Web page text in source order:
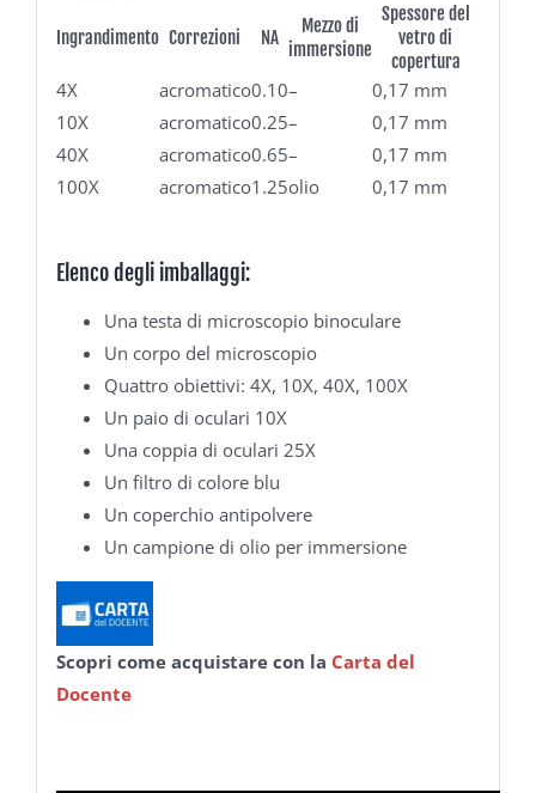
Ingrandimento Correzioni NA
Mezzo di
immersione
Spessore del
vetro di
copertura
4X acromatico0.10–
0,17 mm
10X
acromatico0.25–
0,17 mm
40X
acromatico0.65–
0,17 mm
100X
acromatico1.25olio 0,17 mm
Elenco degli imballaggi:
Una testa di microscopio binoculare
Un corpo del microscopio
Quattro obiettivi: 4X, 10X, 40X, 100X
Un paio di oculari 10X
Una coppia di oculari 25X
Un filtro di colore blu
Un coperchio antipolvere
Un campione di olio per immersione
Scopri come acquistare con la Carta del
Docente